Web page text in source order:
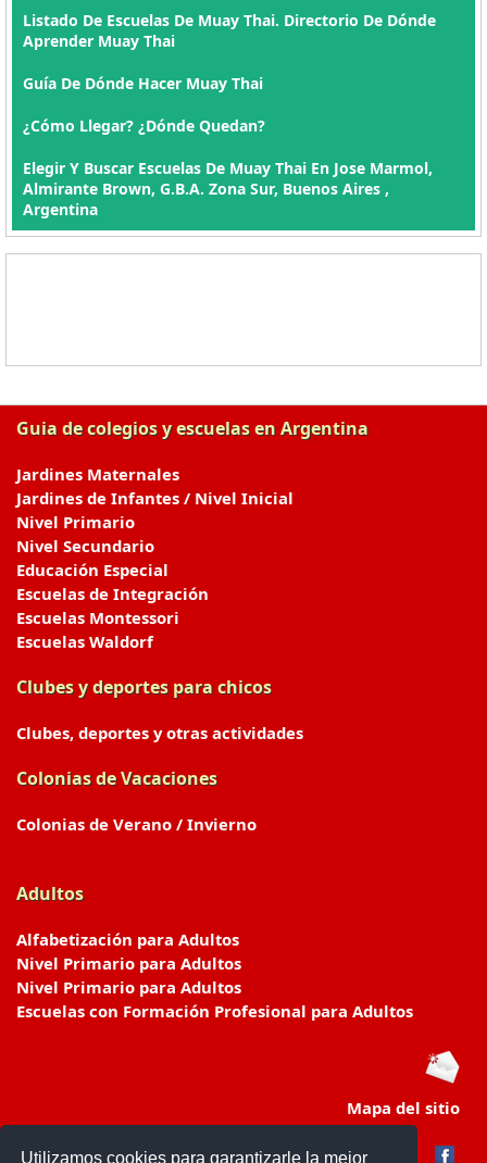
Utilizamos cookies para garantizarle la mejor
Listado De Escuelas De Muay Thai. Directorio De Dónde
Aprender Muay Thai
Guía De Dónde Hacer Muay Thai
¿Cómo Llegar? ¿Dónde Quedan?
Elegir Y Buscar Escuelas De Muay Thai En Jose Marmol,
Almirante Brown, G.B.A. Zona Sur, Buenos Aires ,
Argentina
Guia de colegios y escuelas en Argentina
Jardines Maternales
Jardines de Infantes / Nivel Inicial
Nivel Primario
Nivel Secundario
Educación Especial
Escuelas de Integración
Escuelas Montessori
Escuelas Waldorf
Clubes y deportes para chicos
Clubes, deportes y otras actividades
Colonias de Vacaciones
Colonias de Verano / Invierno
Adultos
Alfabetización para Adultos
Nivel Primario para Adultos
Nivel Primario para Adultos
Escuelas con Formación Profesional para Adultos
Mapa del sitio